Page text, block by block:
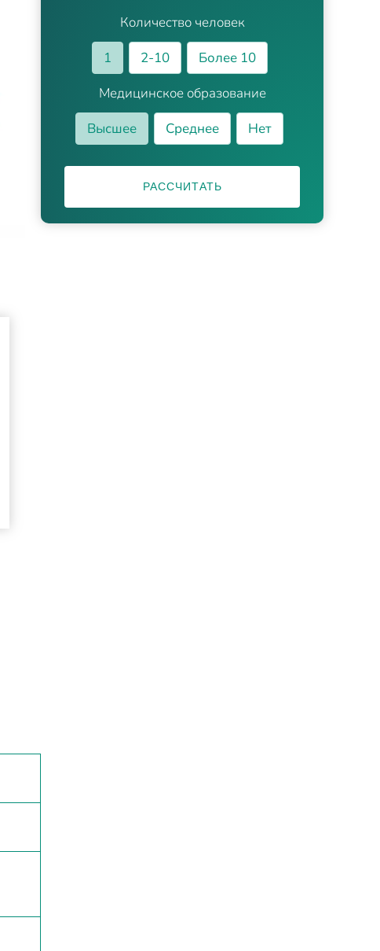
Количество человек
1
2-10
Более 10
Медицинское образование
Высшее
Среднее Нет
РАССЧИТАТЬ